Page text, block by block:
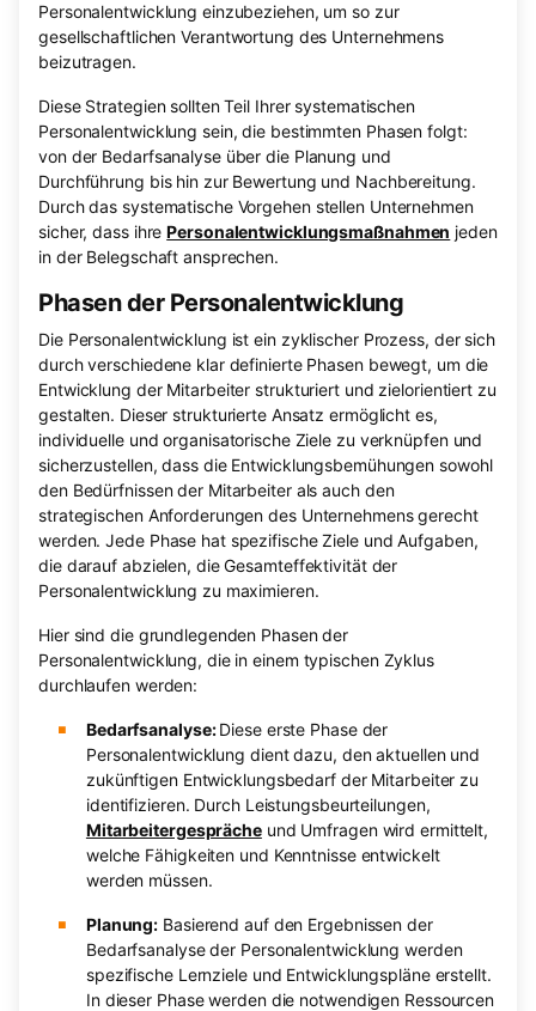
Personalentwicklung einzubeziehen, um so zur
gesellschaftlichen Verantwortung des Unternehmens
beizutragen.
Diese Strategien sollten Teil Ihrer systematischen
Personalentwicklung sein, die bestimmten Phasen folgt:
von der Bedarfsanalyse über die Planung und
Durchführung bis hin zur Bewertung und Nachbereitung.
Durch das systematische Vorgehen stellen Unternehmen
sicher, dass ihrePersonalentwicklungsmaßnahmen jeden
in der Belegschaft ansprechen.
Phasen der Personalentwicklung
Die Personalentwicklung ist ein zyklischer Prozess, der sich
durch verschiedene klar definierte Phasen bewegt, um die
Entwicklung der Mitarbeiter strukturiert und zielorientiert zu
gestalten. Dieser strukturierte Ansatz ermöglicht es,
individuelle und organisatorische Ziele zu verknüpfen und
sicherzustellen, dass die Entwicklungsbemühungen sowohl
den Bedürfnissen der Mitarbeiter als auch den
strategischen Anforderungen des Unternehmens gerecht
werden. Jede Phase hat spezifische Ziele und Aufgaben,
die darauf abzielen, die Gesamteffektivität der
Personalentwicklung zu maximieren.
Hier sind die grundlegenden Phasen der
Personalentwicklung, die in einem typischen Zyklus
durchlaufen werden:
Bedarfsanalyse:Diese erste Phase der
Personalentwicklung dient dazu, den aktuellen und
zukünftigen Entwicklungsbedarf der Mitarbeiter zu
identifizieren. Durch Leistungsbeurteilungen,
Mitarbeitergesprächeund Umfragen wird ermittelt,
welche Fähigkeiten und Kenntnisse entwickelt
werden müssen.
Planung: Basierend auf den Ergebnissen der
Bedarfsanalyse der Personalentwicklung werden
spezifische Lernziele und Entwicklungspläne erstellt.
In dieser Phase werden die notwendigen Ressourcen